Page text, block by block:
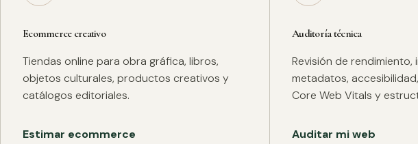
Ecommerce creativo
Tiendas online para obra gráfica, libros,
objetos culturales, productos creativos y
catálogos editoriales.
Estimar ecommerce
Auditoría técnica
Revisión de rendimiento,
metadatos,
Core Web Vitals y
Auditar mi web